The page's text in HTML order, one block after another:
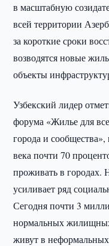
в масштабную
всей территории
за короткие сроки
возводятся новые
объекты
Узбекский лидер
форума «Жилье для
города и
века почти 70
проживать в городах.
усиливает ряд
Сегодня почти 3
нормальных
живут в